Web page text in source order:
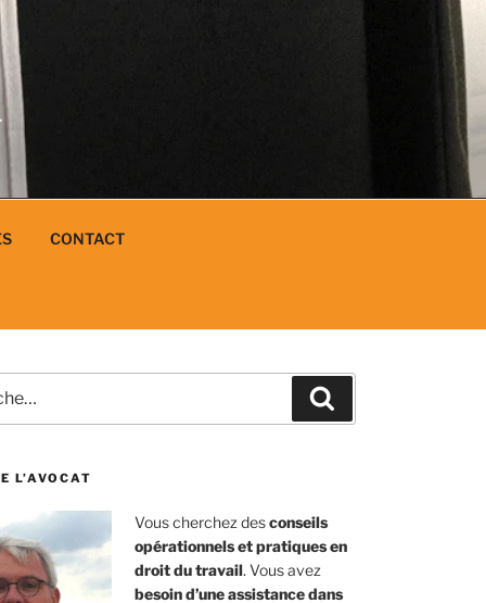
CONTACT
L’AVOCAT
Vous cherchez desconseils
opérationnels et pratiques en
droit du travail. Vous avez
besoin d’une assistance dans